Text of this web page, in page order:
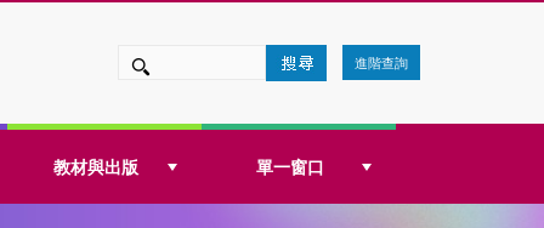
進階查詢
教材與出版 單一窗口